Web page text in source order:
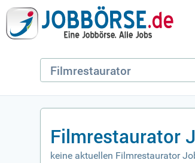
Filmrestaurator
keine aktuellen Filmrestaurator